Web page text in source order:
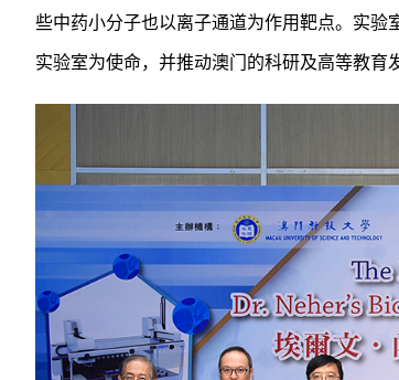
些中药小分子也以离子通道为作用靶点。实
实验室为使命，并推动澳门的科研及高等教育